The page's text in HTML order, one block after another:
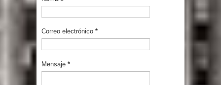
Correo electrónico *
Mensaje *